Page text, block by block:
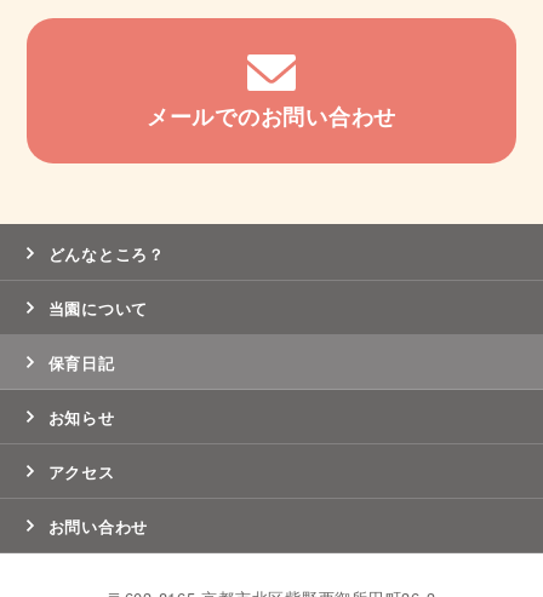
メールでのお問い合わせ
どんなところ？
当園について
保育日記
お知らせ
アクセス
お問い合わせ